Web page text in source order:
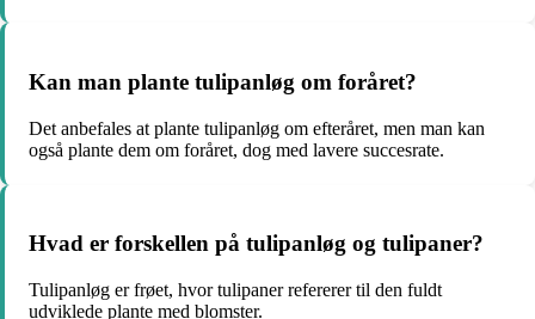
Kan man plante tulipanløg om foråret?
Det anbefales at plante tulipanløg om efteråret, men man kan
også plante dem om foråret, dog med lavere succesrate.
Hvad er forskellen på tulipanløg og tulipaner?
Tulipanløg er frøet, hvor tulipaner refererer til den fuldt
udviklede plante med blomster.